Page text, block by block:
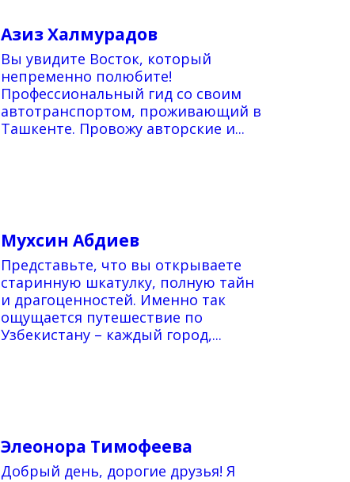
Азиз Халмурадов
Вы увидите Восток, который
непременно полюбите!
Профессиональный гид со своим
автотранспортом, проживающий в
Ташкенте. Провожу авторские и...
Мухсин Абдиев
Представьте, что вы открываете
старинную шкатулку, полную тайн
и драгоценностей. Именно так
ощущается путешествие по
Узбекистану – каждый город,...
Элеонора Тимофеева
Добрый день, дорогие друзья! Я